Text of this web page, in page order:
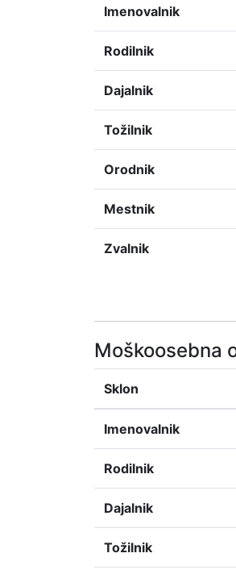
Imenovalnik
Rodilnik
Dajalnik
Tožilnik
Orodnik
Mestnik
Zvalnik
Moškoosebna
Sklon
Imenovalnik
Rodilnik
Dajalnik
Tožilnik